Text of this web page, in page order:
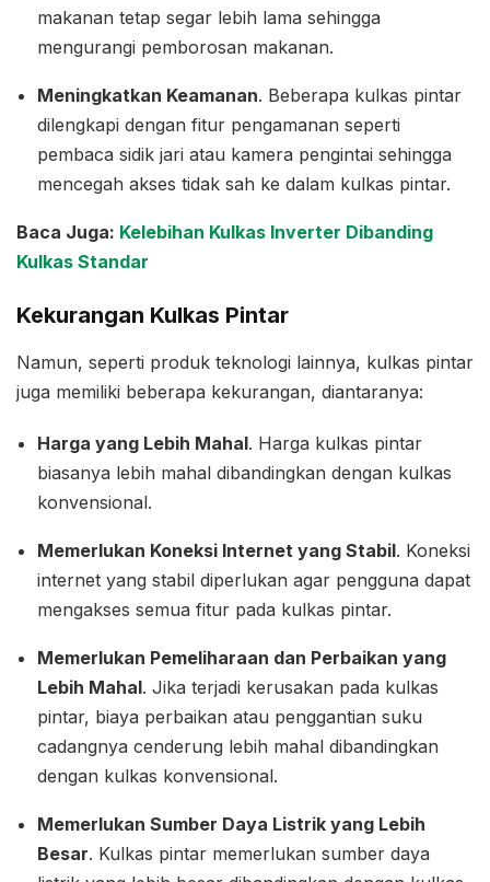
makanan tetap segar lebih lama sehingga
mengurangi pemborosan makanan.
Meningkatkan Keamanan. Beberapa kulkas pintar
dilengkapi dengan fitur pengamanan seperti
pembaca sidik jari atau kamera pengintai sehingga
mencegah akses tidak sah ke dalam kulkas pintar.
Baca Juga: Kelebihan Kulkas Inverter Dibanding
Kulkas Standar
Kekurangan Kulkas Pintar
Namun, seperti produk teknologi lainnya, kulkas pintar
juga memiliki beberapa kekurangan, diantaranya:
Harga yang Lebih Mahal. Harga kulkas pintar
biasanya lebih mahal dibandingkan dengan kulkas
konvensional.
Memerlukan Koneksi Internet yang Stabil. Koneksi
internet yang stabil diperlukan agar pengguna dapat
mengakses semua fitur pada kulkas pintar.
Memerlukan Pemeliharaan dan Perbaikan yang
Lebih Mahal. Jika terjadi kerusakan pada kulkas
pintar, biaya perbaikan atau penggantian suku
cadangnya cenderung lebih mahal dibandingkan
dengan kulkas konvensional.
Memerlukan Sumber Daya Listrik yang Lebih
Besar. Kulkas pintar memerlukan sumber daya